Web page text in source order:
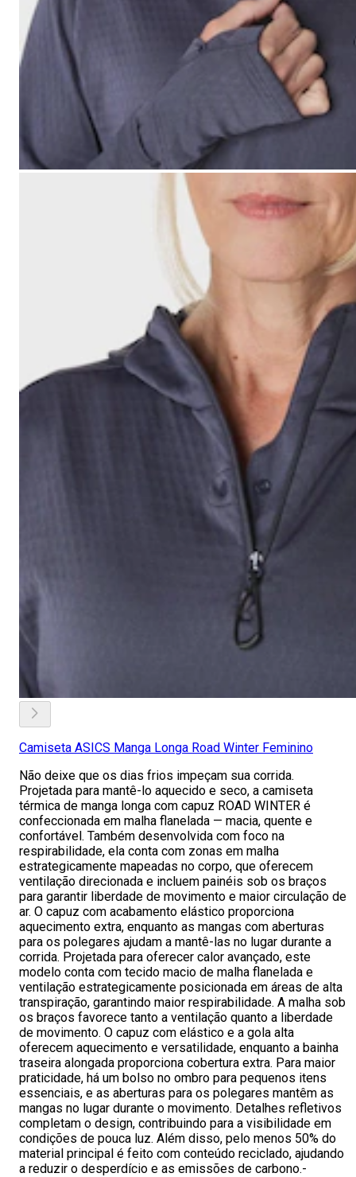
Camiseta ASICS Manga Longa Road Winter Feminino
Não deixe que os dias frios impeçam sua corrida.
Projetada para mantê-lo aquecido e seco, a camiseta
térmica de manga longa com capuz ROAD WINTER é
confeccionada em malha flanelada — macia, quente e
confortável. Também desenvolvida com foco na
respirabilidade, ela conta com zonas em malha
estrategicamente mapeadas no corpo, que oferecem
ventilação direcionada e incluem painéis sob os braços
para garantir liberdade de movimento e maior circulação de
ar. O capuz com acabamento elástico proporciona
aquecimento extra, enquanto as mangas com aberturas
para os polegares ajudam a mantê-las no lugar durante a
corrida. Projetada para oferecer calor avançado, este
modelo conta com tecido macio de malha flanelada e
ventilação estrategicamente posicionada em áreas de alta
transpiração, garantindo maior respirabilidade. A malha sob
os braços favorece tanto a ventilação quanto a liberdade
de movimento. O capuz com elástico e a gola alta
oferecem aquecimento e versatilidade, enquanto a bainha
traseira alongada proporciona cobertura extra. Para maior
praticidade, há um bolso no ombro para pequenos itens
essenciais, e as aberturas para os polegares mantêm as
mangas no lugar durante o movimento. Detalhes refletivos
completam o design, contribuindo para a visibilidade em
condições de pouca luz. Além disso, pelo menos 50% do
material principal é feito com conteúdo reciclado, ajudando
a reduzir o desperdício e as emissões de carbono.-